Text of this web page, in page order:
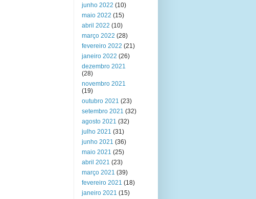
junho 2022 (10)
maio 2022 (15)
abril 2022 (10)
março 2022 (28)
fevereiro 2022 (21)
janeiro 2022 (26)
dezembro 2021
(28)
novembro 2021
(19)
outubro 2021 (23)
setembro 2021 (32)
agosto 2021 (32)
julho 2021 (31)
junho 2021 (36)
maio 2021 (25)
abril 2021 (23)
março 2021 (39)
fevereiro 2021 (18)
janeiro 2021 (15)